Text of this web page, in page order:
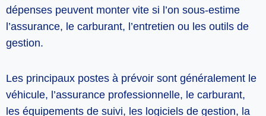
dépenses peuvent monter vite si l’on sous-estime
l’assurance, le carburant, l’entretien ou les outils de
gestion.
Les principaux postes à prévoir sont généralement le
véhicule, l’assurance professionnelle, le carburant,
les équipements de suivi, les logiciels de gestion, la